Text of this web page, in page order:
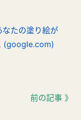
なたの塗り絵が
(google.com)
前の記事 》